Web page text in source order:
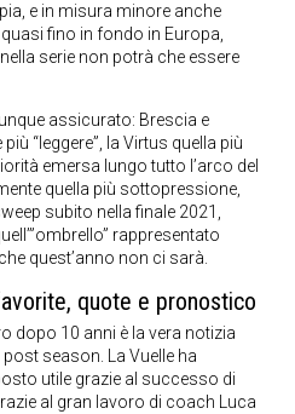
e in misura minore anche
fino in fondo in Europa,
serie non potrà che essere
assicurato: Brescia e
“leggere”, la Virtus quella più
emersa lungo tutto l’arco del
quella più sottopressione,
subito nella finale 2021,
rappresentato
quest’anno non ci sarà.
quote e pronostico
dopo 10 anni è la vera notizia
season. La Vuelle ha
utile grazie al successo di
al gran lavoro di coach Luca